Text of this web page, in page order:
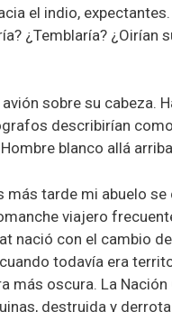
el indio, expectantes.
¿Temblaría? ¿Oirían
sobre su cabeza.
describirían
blanco allá
más tarde mi abuelo se
viajero
nació con el cambio
todavía era
más oscura. La Nación
destruida y